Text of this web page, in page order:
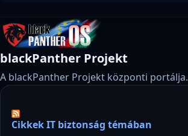
blackPanther Projekt
A blackPanther Projekt központi portálja.
Cikkek IT biztonság témában